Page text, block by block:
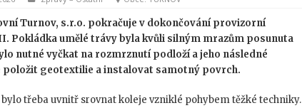
Turnov, s.r.o. pokračuje v dokončování provizorní
Pokládka umělé trávy byla kvůli silným mrazům posunuta
nutné vyčkat na rozmrznutí podloží a jeho následné
položit geotextilie a instalovat samotný povrch.
třeba uvnitř srovnat koleje vzniklé pohybem těžké techniky.